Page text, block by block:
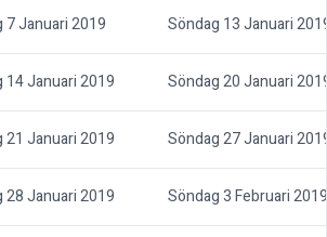
7 Januari 2019 Söndag 13 Januari
14 Januari 2019 Söndag 20 Januari
21 Januari 2019 Söndag 27 Januari
28 Januari 2019 Söndag 3 Februari 2019